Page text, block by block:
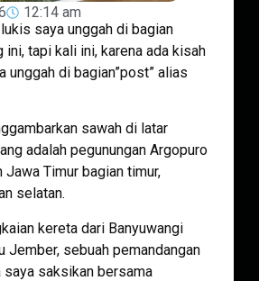
12:14 am
saya unggah di bagian
ini, tapi kali ini, karena ada kisah
unggah di bagian”post” alias
sawah di latar
adalah pegunungan Argopuro
Jawa Timur bagian timur,
selatan.
kereta dari Banyuwangi
Jember, sebuah pemandangan
saya saksikan bersama